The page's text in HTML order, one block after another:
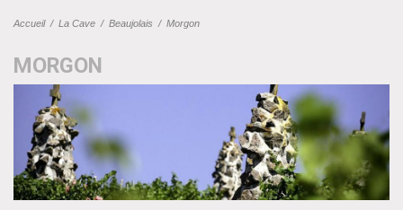
Accueil/ La Cave / Beaujolais / Morgon
MORGON